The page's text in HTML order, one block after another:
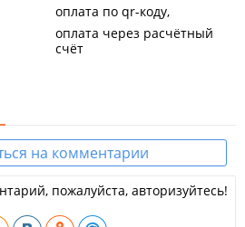
оплата по qr-коду
оплата через расчётный
счёт
на комментарии
пожалуйста, авторизуйтесь!